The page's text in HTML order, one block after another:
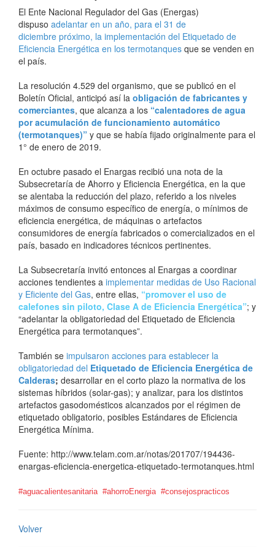
El Ente Nacional Regulador del Gas (Energas)
dispuso adelantar en un año, para el 31 de
diciembre próximo, la implementación del Etiquetado de
Eficiencia Energética en los termotanques que se venden en
el país.
La resolución 4.529 del organismo, que se publicó en el
Boletín Oficial, anticipó así la obligación de fabricantes y
comerciantes, que alcanza a los “calentadores de agua
por acumulación de funcionamiento automático
(termotanques)” y que se había fijado originalmente para el
1° de enero de 2019.
En octubre pasado el Enargas recibió una nota de la
Subsecretaría de Ahorro y Eficiencia Energética, en la que
se alentaba la reducción del plazo, referido a los niveles
máximos de consumo específico de energía, o mínimos de
eficiencia energética, de máquinas o artefactos
consumidores de energía fabricados o comercializados en el
país, basado en indicadores técnicos pertinentes.
La Subsecretaría invitó entonces al Enargas a coordinar
acciones tendientes a implementar medidas de Uso Racional
y Eficiente del Gas, entre ellas, “promover el uso de
calefones sin piloto, Clase A de Eficiencia Energética”; y
“adelantar la obligatoriedad del Etiquetado de Eficiencia
Energética para termotanques”.
También se impulsaron acciones para establecer la
obligatoriedad del Etiquetado de Eficiencia Energética de
Calderas; desarrollar en el corto plazo la normativa de los
sistemas híbridos (solar-gas); y analizar, para los distintos
artefactos gasodomésticos alcanzados por el régimen de
etiquetado obligatorio, posibles Estándares de Eficiencia
Energética Mínima.
Fuente: http://www.telam.com.ar/notas/201707/194436-
enargas-eficiencia-energetica-etiquetado-termotanques.html
#aguacalientesanitaria #ahorroEnergia #consejospracticos
Volver